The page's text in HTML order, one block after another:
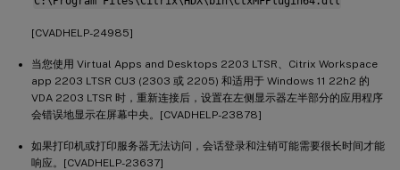
[CVADHELP-24985]
当您使用 Virtual Apps and Desktops 2203 LTSR、Citrix Workspace
app 2203 LTSR CU3 (2303 或 2205) 和适用于 Windows 11 22h2 的
VDA 2203 LTSR 时，重新连接后，设置在左侧显示器左半部分的应用程序
会错误地显示在屏幕中央。[CVADHELP-23878]
如果打印机或打印服务器无法访问，会话登录和注销可能需要很长时间才能
响应。[CVADHELP-23637]